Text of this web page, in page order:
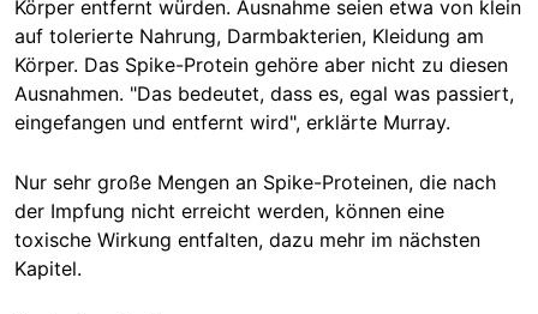
Körper entfernt würden. Ausnahme seien etwa von klein
auf tolerierte Nahrung, Darmbakterien, Kleidung am
Körper. Das Spike-Protein gehöre aber nicht zu diesen
Ausnahmen. "Das bedeutet, dass es, egal was passiert,
eingefangen und entfernt wird", erklärte Murray.
Nur sehr große Mengen an Spike-Proteinen, die nach
der Impfung nicht erreicht werden, können eine
toxische Wirkung entfalten, dazu mehr im nächsten
Kapitel.